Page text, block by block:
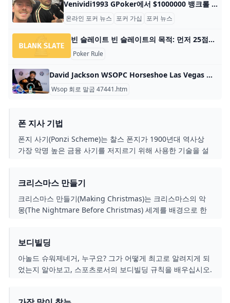
Venividi1993 GPoker에서 $1000000 뱅크롤 챌린지 우승에 가까워졌습니다. Dirk Gerrits(일명 Venividi1993)는 $838,356라는 인상적인 수익을 축적하기 위해 20개월 동안의 긴 노력 끝에 $1,000,000 자금 도전에서 승리하
온라인 포커 뉴스 포커 가십 포커 뉴스
빈 슬레이트 빈 슬레이트의 목적: 먼저 25점을 획득하고 게임에서 승리하는 것입니다. 플레이어 수: 3~8명 구성품: 색상으로 구분된 귀여운 화이트보드 8개, 건조 지우기 마
Poker Rule
David Jackson WSOPC Horseshoe Las Vegas 메인 이벤트에서 $140000 우승 목차 WSOPC(World Series of Poker Circuit)가 2주간의 포커 경기를 위해 라스베가스의 Horseshoe Las Vegas에서 다시 열렸습니다. 여기서 18개의 WSOPC 링이 많은 손가락에 걸렸습니다
Wsop 회로 말굽 47441.htm
폰 지사 기법
폰지 사기(Ponzi Scheme)는 찰스 폰지가 1900년대 역사상
가장 악명 높은 금융 사기를 저지르기 위해 사용한 기술을 설
투자에 자금을 조달하도록 시도합니다. 플레이어는 파산을 피
하고 포인트를 얻습니다. 누가 가장 오랫동안 플레이할 수 있
을까요?
크리스마스 만들기
크리스마스 만들기(Making Christmas)는 크리스마스의 악
몽(The Nightmare Before Christmas) 세계를 배경으로 한
어야 합니다. 이를 통해 플레이어는 목표 카드를 수집할 수 있
으며, 게임이 끝날 때 가장 많은 목표 카드를 가진 플레이어가
승리합니다.
보디빌딩
아놀드 슈워제네거, 누구요? 그가 어떻게 최고로 알려지게 되
었는지 알아보고, 스포츠로서의 보디빌딩 규칙을 배우십시오.